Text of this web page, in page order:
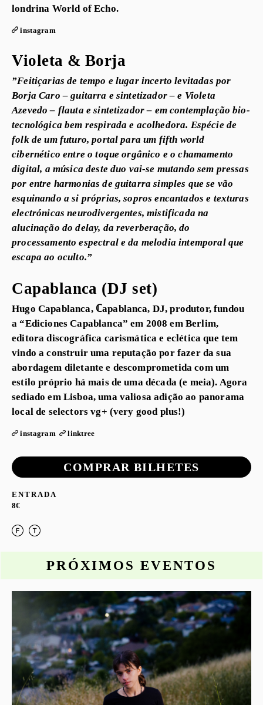
londrina World of Echo.
instagram
Violeta & Borja
”Feitiçarias de tempo e lugar incerto levitadas por
Borja Caro – guitarra e sintetizador – e Violeta
Azevedo – flauta e sintetizador – em contemplação bio-
tecnológica bem respirada e acolhedora. Espécie de
folk de um futuro, portal para um fifth world
cibernético entre o toque orgânico e o chamamento
digital, a música deste duo vai-se mutando sem pressas
por entre harmonias de guitarra simples que se vão
esquinando a si próprias, sopros encantados e texturas
electrónicas neurodivergentes, mistificada na
alucinação do delay, da reverberação, do
processamento espectral e da melodia intemporal que
escapa ao oculto.”
Capablanca (DJ set)
Hugo Capablanca, ℂapablanca, DJ, produtor, fundou
a “Ediciones Capablanca” em 2008 em Berlim,
editora discográfica carismática e eclética que tem
vindo a construir uma reputação por fazer da sua
abordagem diletante e descomprometida com um
estilo próprio há mais de uma década (e meia). Agora
sediado em Lisboa, uma valiosa adição ao panorama
local de selectors vg+ (very good plus!)
instagram linktree
COMPRAR BILHETES
ENTRADA
8€
PRÓXIMOS EVENTOS